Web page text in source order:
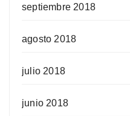
septiembre 2018
agosto 2018
julio 2018
junio 2018